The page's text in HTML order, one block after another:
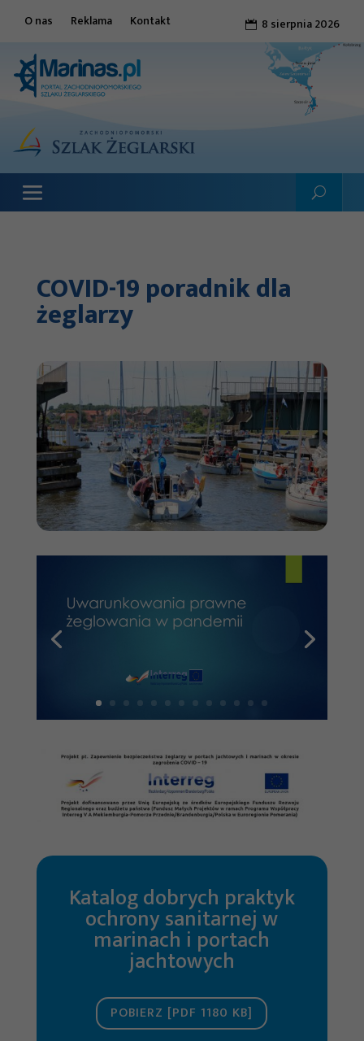
O nas Reklama Kontakt  8 sierpnia 2026
COVID-19 poradnik dla
żeglarzy
Katalog dobrych praktyk
ochrony sanitarnej w
marinach i portach
jachtowych
POBIERZ [PDF 1180 KB]